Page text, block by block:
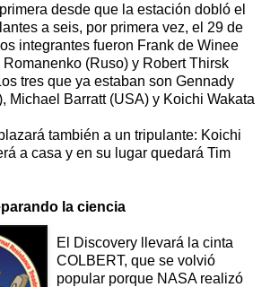
desde que la estación dobló el
a seis, por primera vez, el 29 de
integrantes fueron Frank de Winee
(Ruso) y Robert Thirsk
tres que ya estaban son Gennady
Michael Barratt (USA) y Koichi Wakata
también a un tripulante: Koichi
a casa y en su lugar quedará Tim
la ciencia
El Discovery llevará la cinta
COLBERT, que se volvió
popular porque NASA realizó